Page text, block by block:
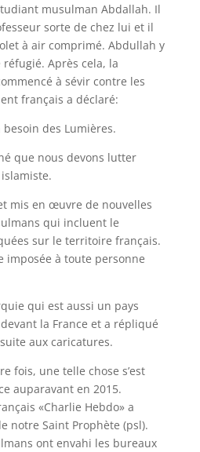
musulman Abdallah. Il
sorte de chez lui et il
à air comprimé. Abdullah y
Après cela, la
à sévir contre les
français a déclaré:
besoin des Lumières.
que nous devons lutter
mis en œuvre de nouvelles
qui incluent le
sur le territoire français.
imposée à toute personne
qui est aussi un pays
la France et a répliqué
aux caricatures.
fois, une telle chose s’est
auparavant en 2015.
«Charlie Hebdo» a
notre Saint Prophète (psl).
ont envahi les bureaux